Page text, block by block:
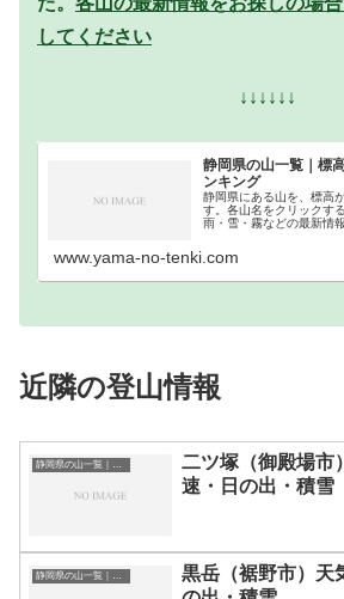
してください
↓↓↓↓↓↓
静岡県の山一覧｜標
ンキング
静岡県にある山を、標高
す。各山名をクリックす
雨・雪・霧などの最新情
www.yama-no-tenki.com
近隣の登山情報
静岡県の山一覧｜標高順・標高の高い山ランキング
二ツ塚（御殿場市
速・日の出・積雪
静岡県の山一覧｜標高順・標高の高い山ランキング
黒岳（裾野市）天